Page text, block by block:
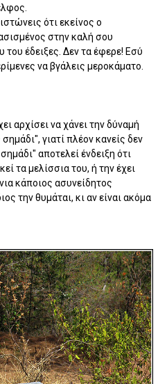
ότι εκείνος ο
στην καλή σου
έδειξες. Δεν τα έφερε! Εσύ
να βγάλεις μεροκάματο.
αρχίσει να χάνει την δύναμή
γιατί πλέον κανείς δεν
αποτελεί ένδειξη ότι
τα μελίσσια του, ή την έχει
κάποιος ασυνείδητος
την θυμάται, κι αν είναι ακόμα